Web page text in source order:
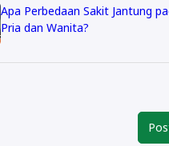
Apa Perbedaan Sakit Jantung
Pria dan Wanita?